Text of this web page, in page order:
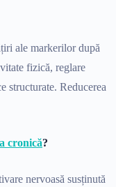
ale markerilor după
fizică, reglare
structurate. Reducerea
cronică?
nervoasă susținută